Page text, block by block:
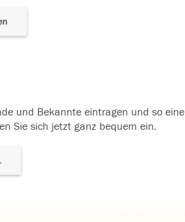
und Bekannte eintragen und so eine
Sie sich jetzt ganz bequem ein.